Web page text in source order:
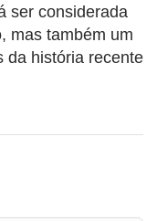
ser considerada
mas também um
da história recente